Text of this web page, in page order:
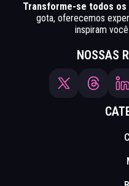
Transforme-se todos os
gota, oferecemos
inspiram
NOSSAS